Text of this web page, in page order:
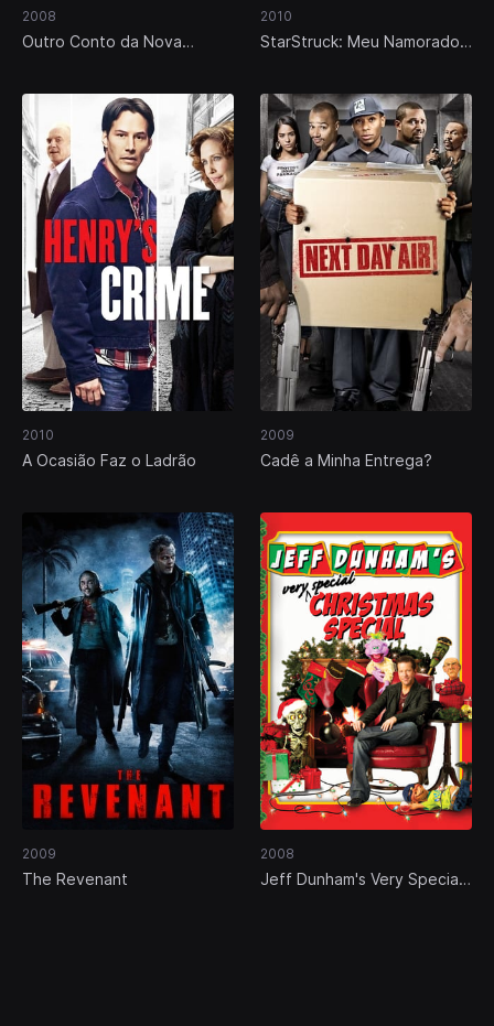
2008
Outro Conto da Nova
2010
StarStruck: Meu Namorado
2010
A Ocasião Faz o Ladrão
2009
Cadê a Minha Entrega?
2009
The Revenant
2008
Jeff Dunham's Very Special